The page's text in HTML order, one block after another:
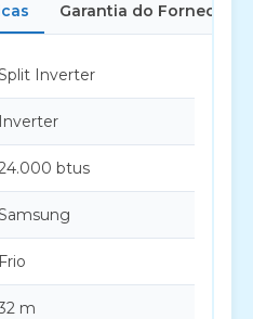
Garantia do Fornecedor
Inverter
Inverter
btus
Frio
m